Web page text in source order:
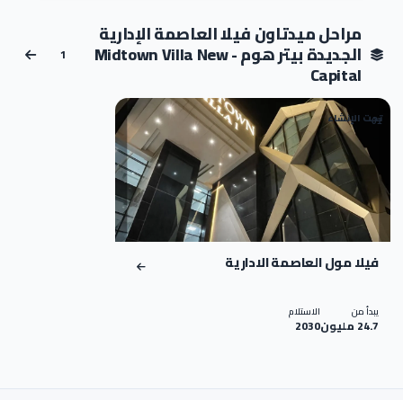
مراحل ميدتاون فيلا العاصمة الإدارية
الجديدة بيتر هوم - Midtown Villa New
Capital
1
تحت الإنشاء
01
فيلا مول العاصمة الادارية
يبدأ من
24.7 مليون
الاستلام
2030